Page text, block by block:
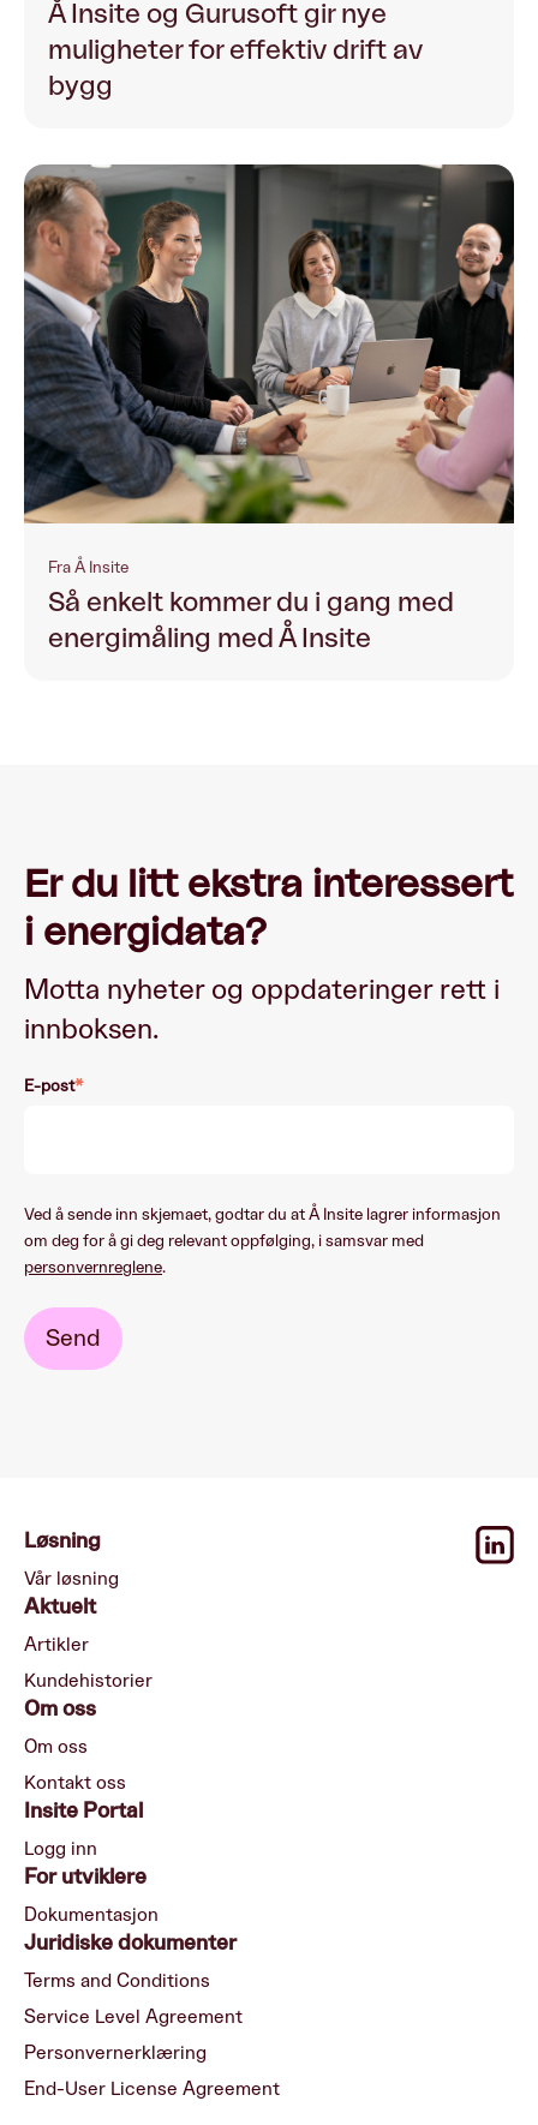
Å Insite og Gurusoft gir nye
muligheter for effektiv drift av
bygg
Fra Å Insite
Så enkelt kommer du i gang med
energimåling med Å Insite
Er du litt ekstra interessert
i energidata?
Motta nyheter og oppdateringer rett i
innboksen.
E-post*
Ved å sende inn skjemaet, godtar du at Å Insite lagrer informasjon
om deg for å gi deg relevant oppfølging, i samsvar med
personvernreglene.
Løsning
Vår løsning
Aktuelt
Artikler
Kundehistorier
Om oss
Om oss
Kontakt oss
Insite Portal
Logg inn
For utviklere
Dokumentasjon
Juridiske dokumenter
Terms and Conditions
Service Level Agreement
Personvernerklæring
End-User License Agreement